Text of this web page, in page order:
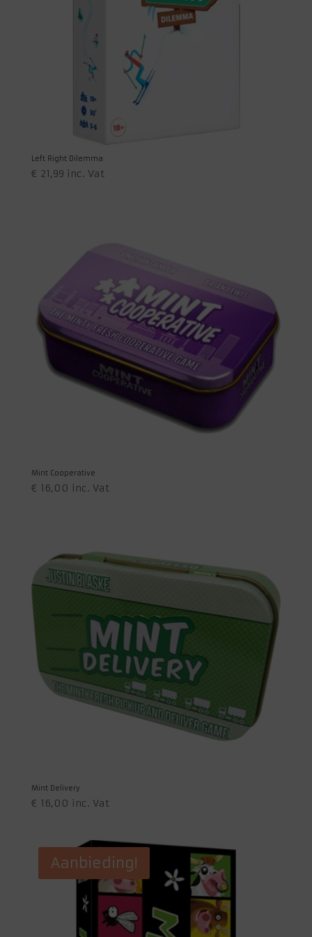
Left Right Dilemma
€ 21,99 inc. Vat
Mint Cooperative
€ 16,00 inc. Vat
Mint Delivery
€ 16,00 inc. Vat
Aanbieding!